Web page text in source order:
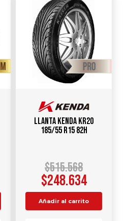
Llanta KENDA KR20
185/55 R15 82H
$515.568
$248.634
Añadir al carrito